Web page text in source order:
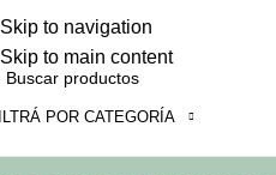
Skip to navigation
Skip to main content
POR CATEGORÍA